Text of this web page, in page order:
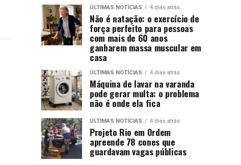
ÚLTIMAS NOTÍCIAS 4 dias atrás
Não é natação: o exercício de
força perfeito para pessoas
com mais de 60 anos
ganharem massa muscular em
casa
ÚLTIMAS NOTÍCIAS 4 dias atrás
Máquina de lavar na varanda
pode gerar multa: o problema
não é onde ela fica
ÚLTIMAS NOTÍCIAS 4 dias atrás
Projeto Rio em Ordem
apreende 78 cones que
guardavam vagas públicas